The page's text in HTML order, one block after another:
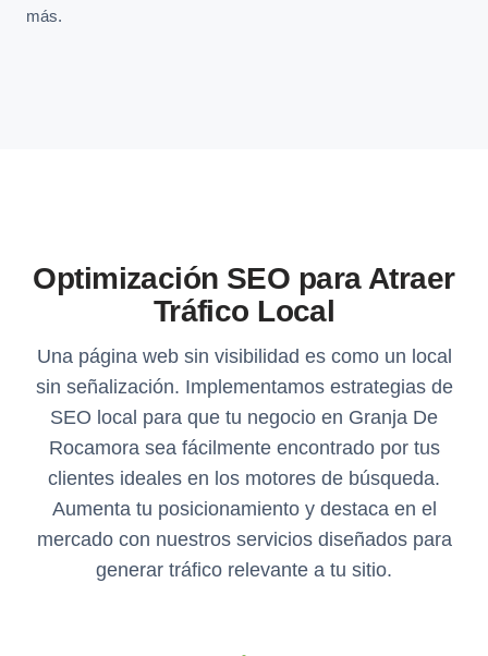
más.
Optimización SEO para Atraer
Tráfico Local
Una página web sin visibilidad es como un local
sin señalización. Implementamos estrategias de
SEO local para que tu negocio en Granja De
Rocamora sea fácilmente encontrado por tus
clientes ideales en los motores de búsqueda.
Aumenta tu posicionamiento y destaca en el
mercado con nuestros servicios diseñados para
generar tráfico relevante a tu sitio.